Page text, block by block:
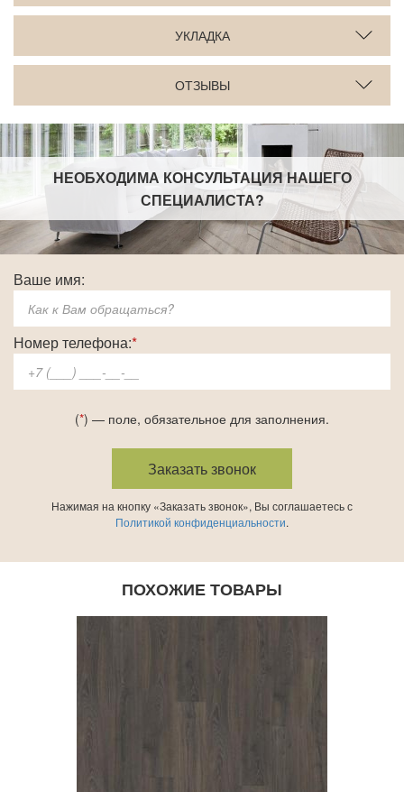
УКЛАДКА
ОТЗЫВЫ
НЕОБХОДИМА КОНСУЛЬТАЦИЯ НАШЕГО
СПЕЦИАЛИСТА?
Ваше имя:
Номер телефона:*
(*) — поле, обязательное для заполнения.
Нажимая на кнопку «Заказать звонок», Вы соглашаетесь с
Политикой конфиденциальности.
ПОХОЖИЕ ТОВАРЫ